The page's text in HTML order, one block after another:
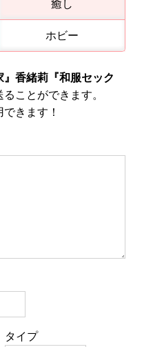
癒し
ホビー
』香緒莉『和服セック
ことができます。
きます！
タイプ